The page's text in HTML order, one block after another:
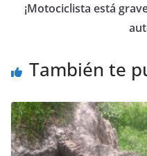
¡Motociclista está
También te